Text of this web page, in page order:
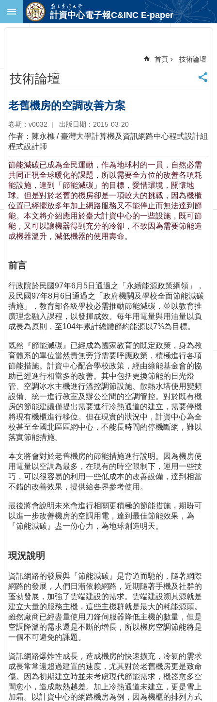
跳到主要內容區塊
首
頁
臺
大
首
頁
計
中
首
頁
聯
絡
資
訊
訂
消
站
導
覽
最
消
息
關
於
我
們
出
版
物
校
務
務
專
導
技
術
論
壇
產
業
欄
計資中心電子報C&INC E-paper
首頁 技術論壇
技術論壇
老舊機房的空調改善方案
卷期：v0032 出版日期：2015-03-20
作者：陳永樵 / 臺灣大學計算機及資訊網路中心程式設計組
程式設計師
節能減碳已成為全民運動，作為地球村的一員，自然必需
共同正視全球暖化的課題，所以需要全方位的改善各項耗
能設施，達到「節能減碳」的目標，愛惜環境，關懷地
球。但是對於老舊的機房卻是一項較大的挑戰，因為機櫃
位置已經擺放多年加上網路服務又不能停止而無法達到節
能。本文將介紹應用於臺大計資中心的一些設施，既可節
能，又可以讓機器得到充分的冷卻，不致因為需要節能造
成機器溫升，減低機器的使用壽命。
前言
行政院於民國97年6月5日通過之「永續能源政策綱領」，
及民國97年8月6日通過之「政府機關及學校全面節能減碳
措施」，教育部各級學校必需推動節能減碳，並以教育推
廣理念融入課程，以發揮成效。每年用電量與用油量以負
成長為原則，至104年累計總體節約能源以7%為目標。
既然『節能減碳』已經成為國家教育的既定政策，身為教
育體系的單位當然責無旁貸需要呼應政策，積極進行各項
節能措施。計資中心配合學校政策，經由綠能基金會的協
助已經進行相當多的改善。其中包括更換節能的日光燈
管、空調冰水主機進行溫控調節設施、散熱水塔使用變頻
設備、統一進行教室及辦公空間的空調管控。對於既有機
房的節能建議僅提出需要進行冷熱通道的建立，需要停機
將現有機櫃進行移位。但在現實的狀況中，計資中心為全
校甚至全國北區區網中心，不能長時間的停機斷網，難以
落實節能措施。
本文將會對於老舊機房的節能措施進行說明。因為機房使
用電量以空調為最多，在現有的時空限制下，運用一些技
巧，可以很容易的利用一些低成本的改善設備，達到相當
不錯的改善效果，提供給各界參考使用。
最後將會說明未來會進行相關更積極的節能措施，期盼可
以進一步改善機房的空調用電，達到最佳節能效果，為
『節能減碳』盡一份心力，為地球創造明天。
現況說明
資訊網路的發展與『節能減碳』是背道而馳的，隨著網際
網路的發展，人們日漸依賴網路，近期隨著手機及社群的
蓬勃發展，加強了雲端建設的需求。雲端建設溯其源就是
建立大量的服務主機，這些主機群就是最大的耗能源頭。
雖然廠商已經盡量使用刀鋒伺服器降低主機的數量，但是
空調降溫的需求還是不斷的增長，所以機房空調節能將是
一個不可避免的課題。
資訊網路爆炸性成長，造成機房的快速擴充，冷氣的需求
成長常常遠超過建置的速度，尤其對於老舊機房更是致命
傷。因為初期建立時並未考慮現代節能需求，機器愈多空
間愈小，造成散熱越差。加上冷熱通道未建立，更是雪上
加霜。以計資中心的網路機房為例，因為機櫃的排列方式